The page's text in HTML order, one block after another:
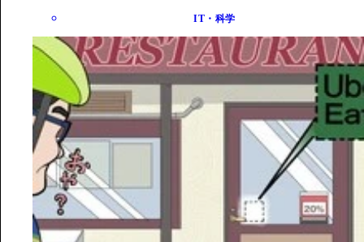
IT・科学